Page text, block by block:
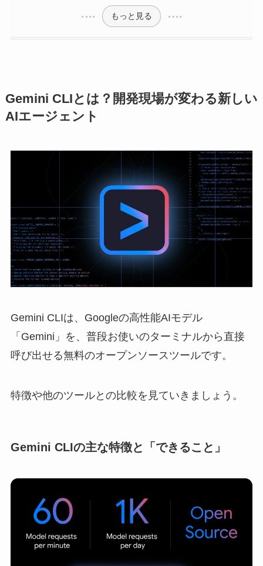
もっと見る
Gemini CLIとは？開発現場が変わる新しい
AIエージェント
Gemini CLIは、Googleの高性能AIモデル
「Gemini」を、普段お使いのターミナルから直接
呼び出せる無料のオープンソースツールです。
特徴や他のツールとの比較を見ていきましょう。
Gemini CLIの主な特徴と「できること」